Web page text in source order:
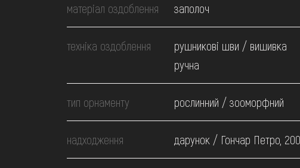
матеріал оздоблення заполоч
техніка оздоблення
рушникові шви / вишивка
ручна
тип орнаменту рослинний / зооморфний
надходження дарунок / Гончар Петро,